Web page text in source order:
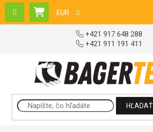
Prejsť na obsah
NÁKUPNÝ KOŠÍK
EUR
+421 917 648 288
+421 911 191 411
HĽADAŤ